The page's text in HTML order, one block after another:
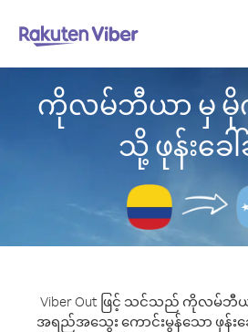
ကိုလမ်ဘီယာ မှ မိုက်
သို့ ဖုန်းခေ
Viber Out ဖြင့် သင်သည် ကိုလမ်ဘီယ
အရည်အသွေး ကောင်းမွန်သော ဖုန်းခ